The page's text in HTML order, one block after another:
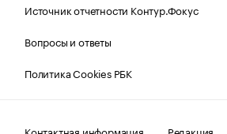
Источник отчетности Контур.Фокус
Вопросы и ответы
Политика Cookies РБК